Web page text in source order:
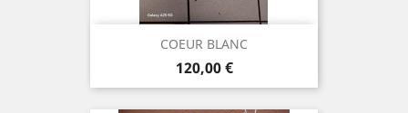
COEUR BLANC
Prix
120,00 €